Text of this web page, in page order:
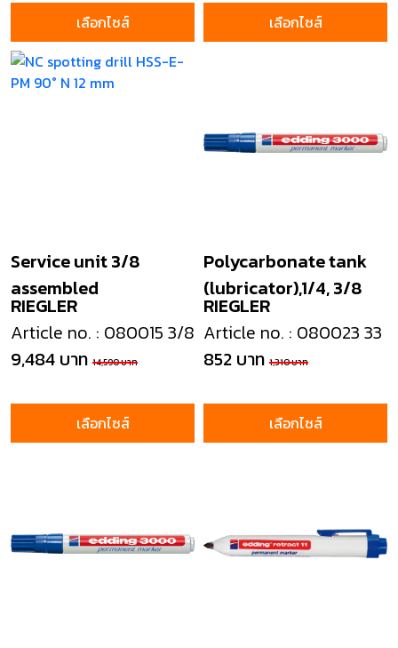
เลือกไซส์ เลือกไซส์
RIEGLER
Service unit 3/8
assembled
Article no. : 080015 3/8
9,484 บาท 14,590 บาท
เลือกไซส์
RIEGLER
Polycarbonate tank
(lubricator),1/4, 3/8
Article no. : 080023 33
852 บาท 1,310 บาท
เลือกไซส์